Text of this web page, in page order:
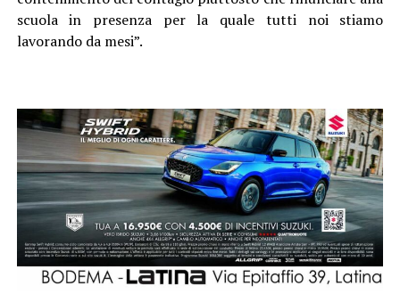
scuola in presenza per la quale tutti noi stiamo
lavorando da mesi”.